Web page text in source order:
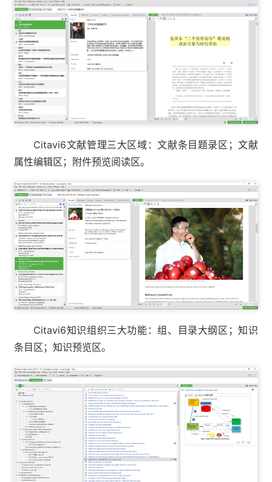
Citavi6文献管理三大区域：文献条目题录区；文献
属性编辑区；附件预览阅读区。
Citavi6知识组织三大功能：组、目录大纲区；知识
条目区；知识预览区。